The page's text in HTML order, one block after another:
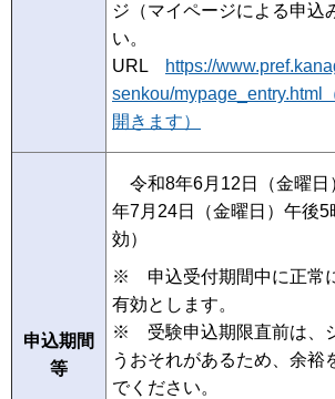
ジ（マイページによる申込
い。
URL
https://
senkou/mypage_entry.html
開きます）
申込期間
等
令和8年6月12日（金曜日
年7月24日（金曜日）午後
効）
※ 申込受付期間中に正常
有効とします。
※ 受験申込期限直前は、
うおそれがあるため、余裕
でください。